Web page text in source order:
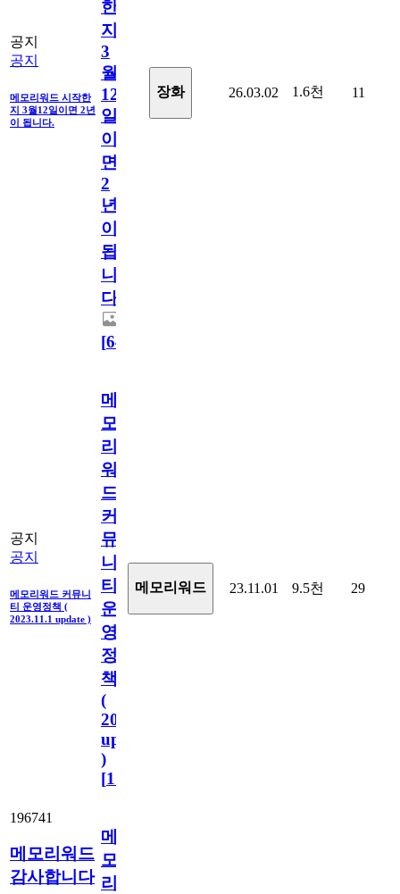
공지
공지
메모리워드 시작한
지 3월12일이면 2년
이 됩니다.
한
지
3
월
12
일
이
면
2
년
이
됩
니
다.
[64
장화 26.03.02 1.6천 11
공지
공지
메모리워드 커뮤니
티 운영정책 (
2023.11.1 update )
메
모
리
워
드
커
뮤
니
티
운
영
정
책
(
2023.11.1
update
)
[110
메모리워드 23.11.01 9.5천 29
196741
메모리워드
감사합니다
메
모
리